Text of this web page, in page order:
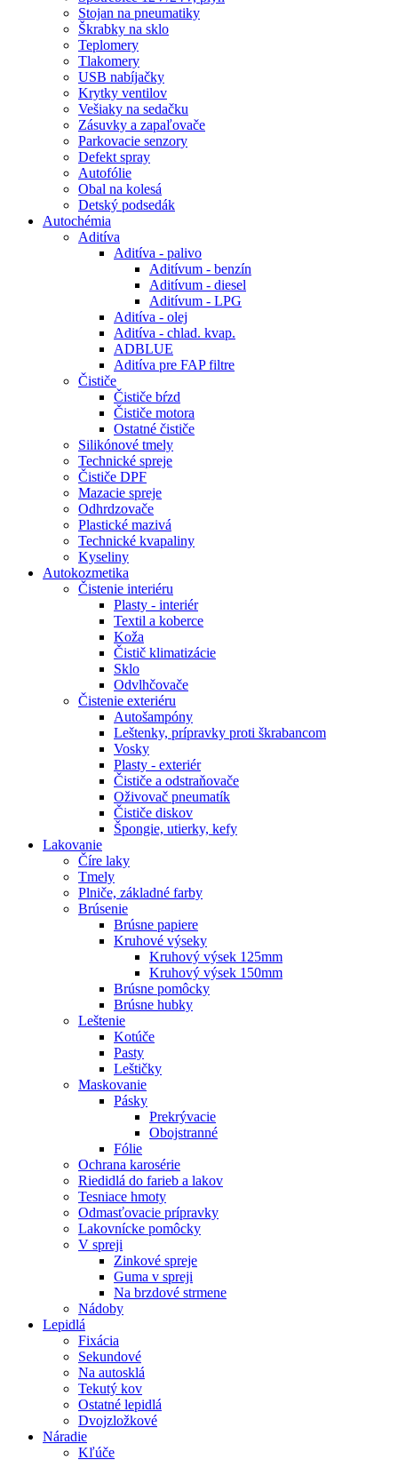
Stojan na pneumatiky
Škrabky na sklo
Teplomery
Tlakomery
USB nabíjačky
Krytky ventilov
Vešiaky na sedačku
Zásuvky a zapaľovače
Parkovacie senzory
Defekt spray
Autofólie
Obal na kolesá
Detský podsedák
Autochémia
Aditíva
Aditíva - palivo
Aditívum - benzín
Aditívum - diesel
Aditívum - LPG
Aditíva - olej
Aditíva - chlad. kvap.
ADBLUE
Aditíva pre FAP filtre
Čističe
Čističe bŕzd
Čističe motora
Ostatné čističe
Silikónové tmely
Technické spreje
Čističe DPF
Mazacie spreje
Odhrdzovače
Plastické mazivá
Technické kvapaliny
Kyseliny
Autokozmetika
Čistenie interiéru
Plasty - interiér
Textil a koberce
Koža
Čistič klimatizácie
Sklo
Odvlhčovače
Čistenie exteriéru
Autošampóny
Leštenky, prípravky proti škrabancom
Vosky
Plasty - exteriér
Čističe a odstraňovače
Oživovač pneumatík
Čističe diskov
Špongie, utierky, kefy
Lakovanie
Číre laky
Tmely
Plniče, základné farby
Brúsenie
Brúsne papiere
Kruhové výseky
Kruhový výsek 125mm
Kruhový výsek 150mm
Brúsne pomôcky
Brúsne hubky
Leštenie
Kotúče
Pasty
Leštičky
Maskovanie
Pásky
Prekrývacie
Obojstranné
Fólie
Ochrana karosérie
Riedidlá do farieb a lakov
Tesniace hmoty
Odmasťovacie prípravky
Lakovnícke pomôcky
V spreji
Zinkové spreje
Guma v spreji
Na brzdové strmene
Nádoby
Lepidlá
Fixácia
Sekundové
Na autosklá
Tekutý kov
Ostatné lepidlá
Dvojzložkové
Náradie
Kľúče